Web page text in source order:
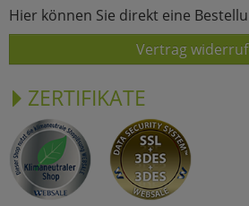
Hier können Sie direkt eine
Vertrag
ZERTIFIKATE